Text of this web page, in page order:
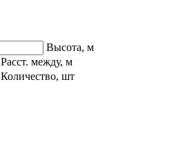
Высота, м
Расст. между, м
Количество, шт